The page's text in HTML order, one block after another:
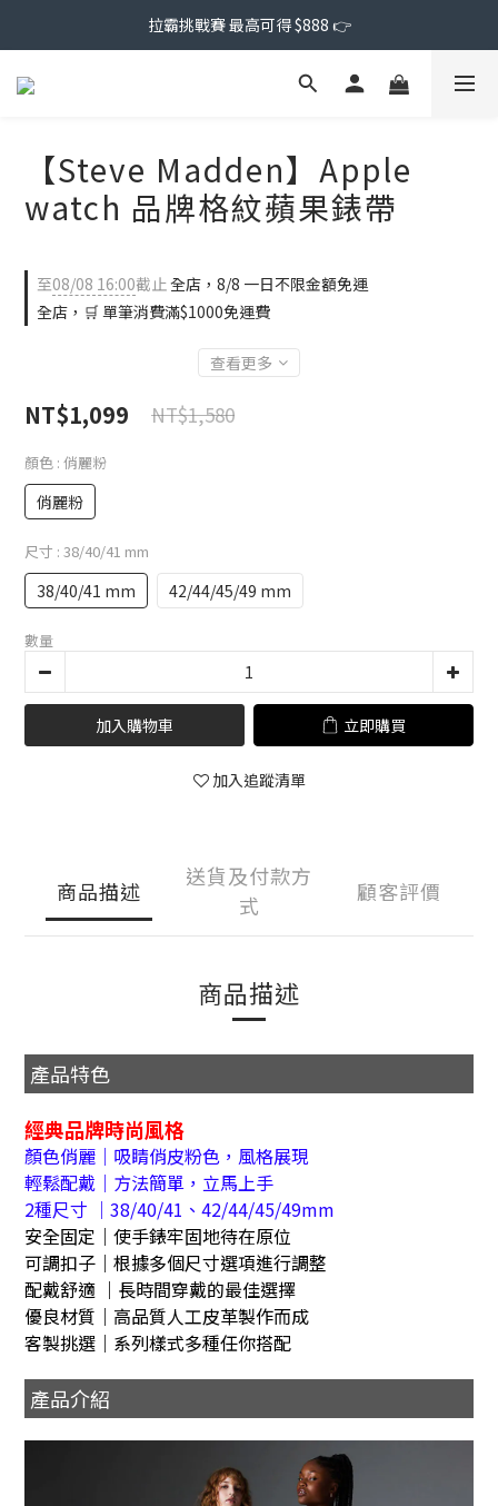
拉霸挑戰賽 最高可得 $888 👉
【Steve Madden】Apple
watch 品牌格紋蘋果錶帶
至08/08 16:00截止全店，8/8 一日不限金額免運
全店，🛒 單筆消費滿$1000免運費
查看更多
NT$1,099 NT$1,580
顏色 : 俏麗粉
俏麗粉
尺寸 : 38/40/41 mm
38/40/41 mm 42/44/45/49 mm
數量
加入購物車 立即購買
加入追蹤清單
商品描述
送貨及付款方
式
顧客評價
商品描述
產品特色
經典品牌時尚風格
顏色俏麗｜吸睛俏皮粉色，風格展現
輕鬆配戴｜方法簡單，立馬上手
2種尺寸 ｜38/40/41、42/44/45/49mm
安全固定｜使手錶牢固地待在原位
可調扣子｜根據多個尺寸選項進行調整
配戴舒適 ｜長時間穿戴的最佳選擇
優良材質｜高品質人工皮革製作而成
客製挑選｜系列樣式多種任你搭配
產品介紹